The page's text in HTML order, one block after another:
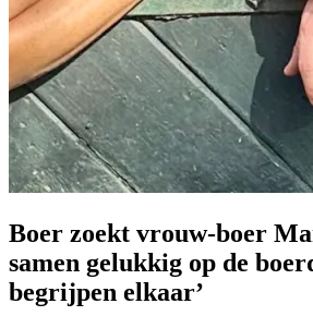
Boer zoekt vrouw-boer
samen gelukkig op de
begrijpen elkaar’